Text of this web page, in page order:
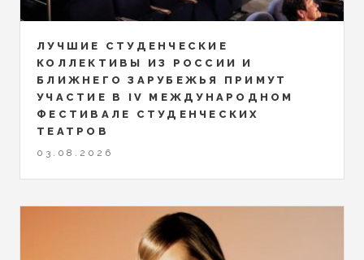
ЛУЧШИЕ СТУДЕНЧЕСКИЕ
КОЛЛЕКТИВЫ ИЗ РОССИИ И
БЛИЖНЕГО ЗАРУБЕЖЬЯ ПРИМУТ
УЧАСТИЕ В IV МЕЖДУНАРОДНОМ
ФЕСТИВАЛЕ СТУДЕНЧЕСКИХ
ТЕАТРОВ
03.08.2026